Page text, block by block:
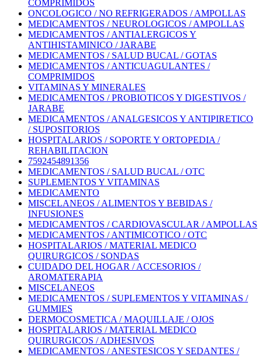
COMPRIMIDOS
ONCOLOGICO / NO REFRIGERADOS / AMPOLLAS
MEDICAMENTOS / NEUROLOGICOS / AMPOLLAS
MEDICAMENTOS / ANTIALERGICOS Y
ANTIHISTAMINICO / JARABE
MEDICAMENTOS / SALUD BUCAL / GOTAS
MEDICAMENTOS / ANTICUAGULANTES /
COMPRIMIDOS
VITAMINAS Y MINERALES
MEDICAMENTOS / PROBIOTICOS Y DIGESTIVOS /
JARABE
MEDICAMENTOS / ANALGESICOS Y ANTIPIRETICO
/ SUPOSITORIOS
HOSPITALARIOS / SOPORTE Y ORTOPEDIA /
REHABILITACION
7592454891356
MEDICAMENTOS / SALUD BUCAL / OTC
SUPLEMENTOS Y VITAMINAS
MEDICAMENTO
MISCELANEOS / ALIMENTOS Y BEBIDAS /
INFUSIONES
MEDICAMENTOS / CARDIOVASCULAR / AMPOLLAS
MEDICAMENTOS / ANTIMICOTICO / OTC
HOSPITALARIOS / MATERIAL MEDICO
QUIRURGICOS / SONDAS
CUIDADO DEL HOGAR / ACCESORIOS /
AROMATERAPIA
MISCELANEOS
MEDICAMENTOS / SUPLEMENTOS Y VITAMINAS /
GUMMIES
DERMOCOSMETICA / MAQUILLAJE / OJOS
HOSPITALARIOS / MATERIAL MEDICO
QUIRURGICOS / ADHESIVOS
MEDICAMENTOS / ANESTESICOS Y SEDANTES /